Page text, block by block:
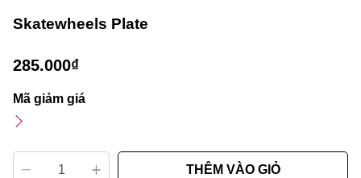
Skatewheels Plate
285.000₫
Mã giảm giá
THÊM VÀO GIỎ